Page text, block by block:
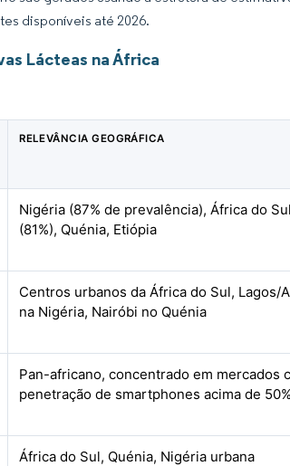
disponíveis até 2026.
Lácteas na África
RELEVÂNCIA GEOGRÁFICA
Nigéria (87% de prevalência), África do Sul
(81%), Quénia, Etiópia
Centros urbanos da África do Sul, Lagos/
na Nigéria, Nairóbi no Quénia
Pan-africano, concentrado em mercados
penetração de smartphones acima de 50%
África do Sul, Quénia, Nigéria urbana